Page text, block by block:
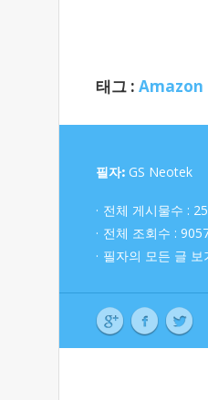
태그 : Amazon
필자: GS Neotek
전체 게시물수 :
전체 조회수 :
필자의 모든 글